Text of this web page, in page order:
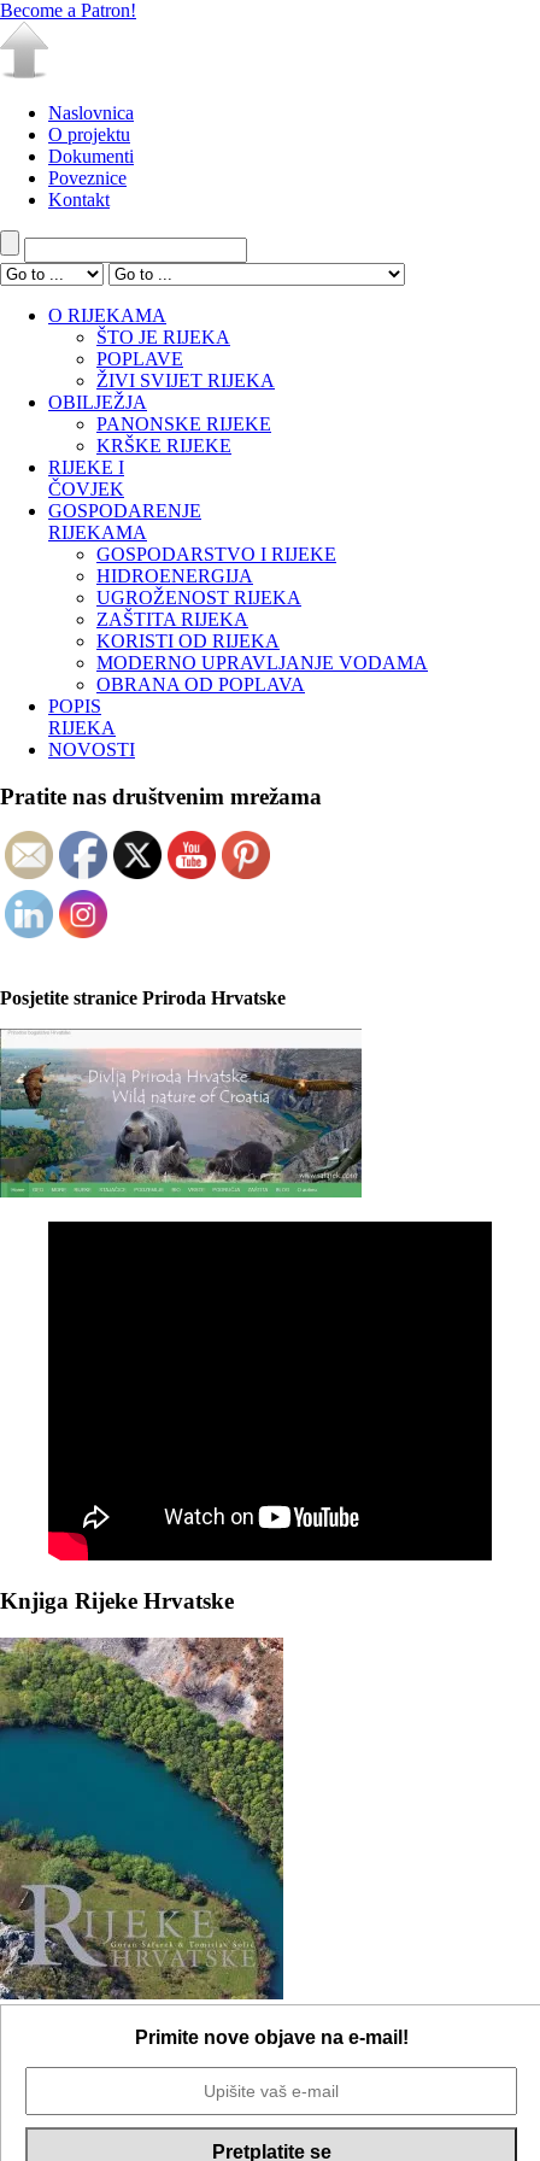
Become a Patron!
Naslovnica
O projektu
Dokumenti
Poveznice
Kontakt
O RIJEKAMA
ŠTO JE RIJEKA
POPLAVE
ŽIVI SVIJET RIJEKA
OBILJEŽJA
PANONSKE RIJEKE
KRŠKE RIJEKE
RIJEKE I
ČOVJEK
GOSPODARENJE
RIJEKAMA
GOSPODARSTVO I RIJEKE
HIDROENERGIJA
UGROŽENOST RIJEKA
ZAŠTITA RIJEKA
KORISTI OD RIJEKA
MODERNO UPRAVLJANJE VODAMA
OBRANA OD POPLAVA
POPIS
RIJEKA
NOVOSTI
Pratite nas društvenim mrežama
Posjetite stranice Priroda Hrvatske
Knjiga Rijeke Hrvatske
Primite nove objave na e-mail!